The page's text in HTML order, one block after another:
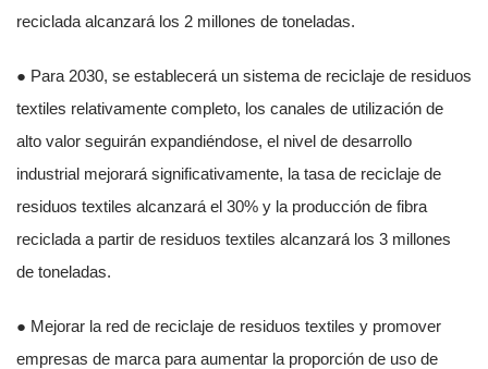
reciclada alcanzará los 2 millones de toneladas.
● Para 2030, se establecerá un sistema de reciclaje de residuos
textiles relativamente completo, los canales de utilización de
alto valor seguirán expandiéndose, el nivel de desarrollo
industrial mejorará significativamente, la tasa de reciclaje de
residuos textiles alcanzará el 30% y la producción de fibra
reciclada a partir de residuos textiles alcanzará los 3 millones
de toneladas.
● Mejorar la red de reciclaje de residuos textiles y promover
empresas de marca para aumentar la proporción de uso de